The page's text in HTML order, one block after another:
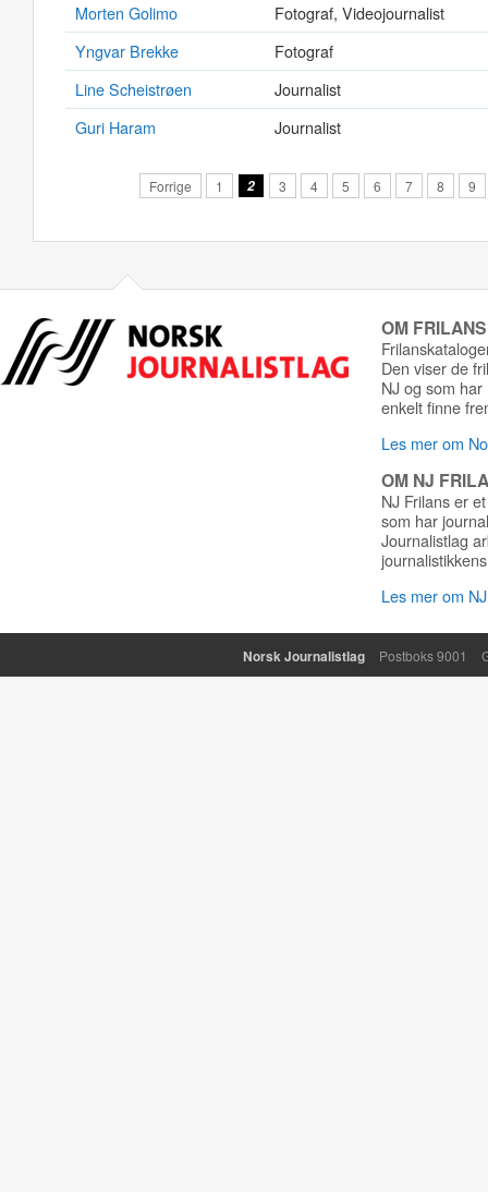
Morten Golimo
Fotograf, Videojournalist
Yngvar Brekke
Fotograf
Line Scheistrøen
Journalist
Guri Haram
Journalist
Forrige 1 2 3 4 5 6 7 8 9
OM
Den viser de
NJ og som
enkelt finne
Les mer om
OM NJ
NJ Frilans er
som har
Journalistlag
Les mer om
Norsk Journalistlag Postboks 9001